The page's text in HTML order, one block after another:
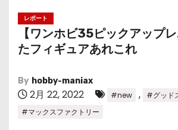
レポート
【ワンホビ35ピックアップ
たフィギュアあれこれ
By hobby-maniax
2月 22, 2022 #new , #グッド
#マックスファクトリー